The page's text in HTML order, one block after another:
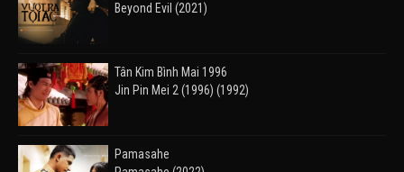
Beyond Evil (2021)
Tân Kim Bình Mai 1996
Jin Pin Mei 2 (1996) (1992)
Pamasahe